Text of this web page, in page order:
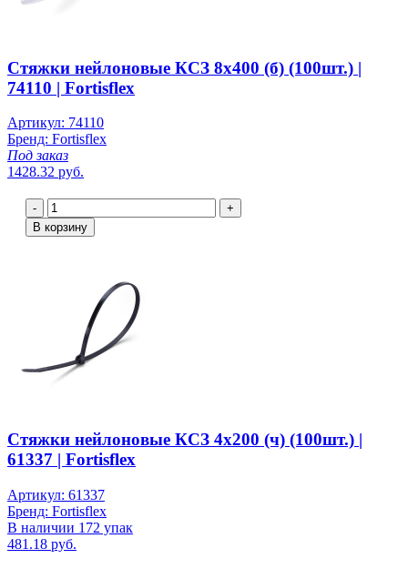
Стяжки нейлоновые КСЗ 8х400 (б) (100шт.) |
74110 | Fortisflex
Артикул: 74110
Бренд: Fortisflex
Под заказ
1428.32 руб.
-
+
В корзину
Стяжки нейлоновые КСЗ 4х200 (ч) (100шт.) |
61337 | Fortisflex
Артикул: 61337
Бренд: Fortisflex
В наличии 172 упак
481.18 руб.